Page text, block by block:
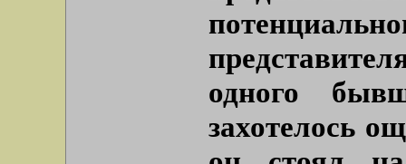
одного
захотелось